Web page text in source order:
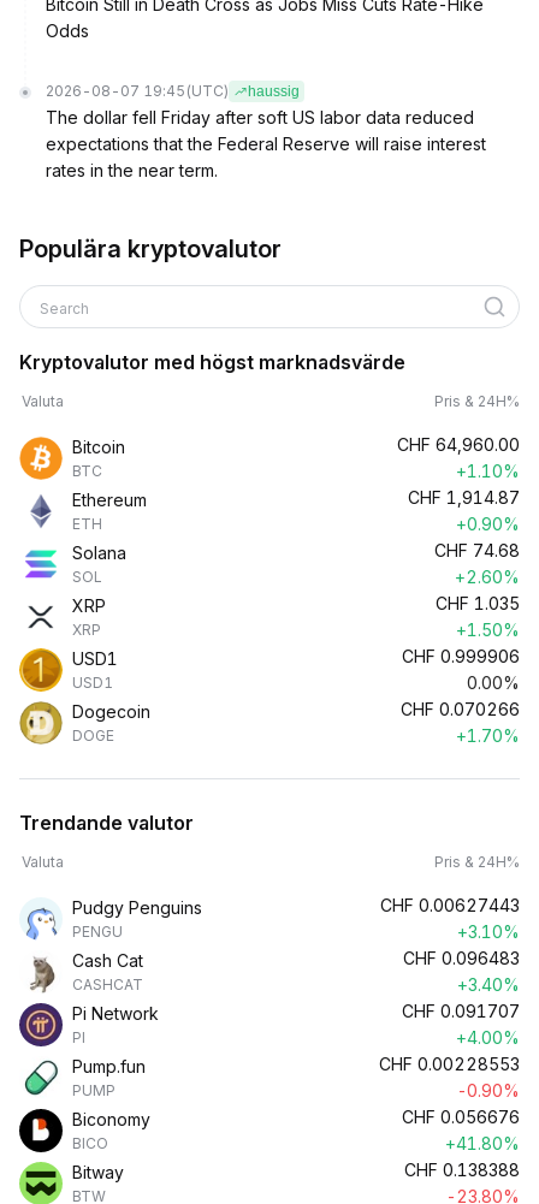
Bitcoin Still in Death Cross as Jobs Miss Cuts Rate-Hike
Odds
2026-08-07 19:45 (UTC) haussig
The dollar fell Friday after soft US labor data reduced
expectations that the Federal Reserve will raise interest
rates in the near term.
Populära kryptovalutor
Search
Kryptovalutor med högst marknadsvärde
Valuta Pris & 24H%
Bitcoin
BTC
CHF 64,960.00
+1.10%
Ethereum
ETH
CHF 1,914.87
+0.90%
Solana
SOL
CHF 74.68
+2.60%
XRP
XRP
CHF 1.035
+1.50%
USD1
USD1
CHF 0.999906
0.00%
Dogecoin
DOGE
CHF 0.070266
+1.70%
Trendande valutor
Valuta Pris & 24H%
Pudgy Penguins
PENGU
CHF 0.00627443
+3.10%
Cash Cat
CASHCAT
CHF 0.096483
+3.40%
Pi Network
PI
CHF 0.091707
+4.00%
Pump.fun
PUMP
CHF 0.00228553
-0.90%
Biconomy
BICO
CHF 0.056676
+41.80%
Bitway
BTW
CHF 0.138388
-23.80%